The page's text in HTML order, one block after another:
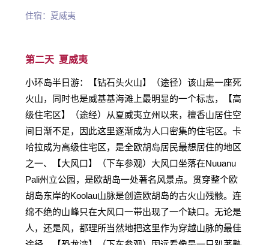
住宿：夏威夷
第二天 夏威夷
小环岛半日游：【钻石头火山】（途径）该山是一座死
火山，同时也是威基基海滩上最明显的一个标志，【高
级住宅区】（途经）从夏威夷立州以来，檀香山居住空
间日渐不足，因此这里逐渐成为人口密集的住宅区。卡
哈拉成为高级住宅区，是全欧胡岛居民最想居住的地区
之一、【大风口】（下车参观）大风口坐落在Nuuanu
Pali州立公园，是欧胡岛一处著名风景点。贯穿整个欧
胡岛东岸的Koolau山脉是创造欧胡岛的古火山残骸。连
绵不绝的山峰只在大风口一带出现了一个缺口。无论是
人，还是风，都理所当然地把这里作为穿越山脉的最佳